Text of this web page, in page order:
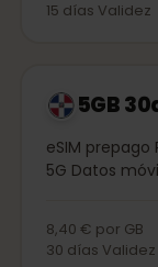
15 días Validez
5GB
eSIM prepago
5G Datos
8,40 € por GB
30 días Validez